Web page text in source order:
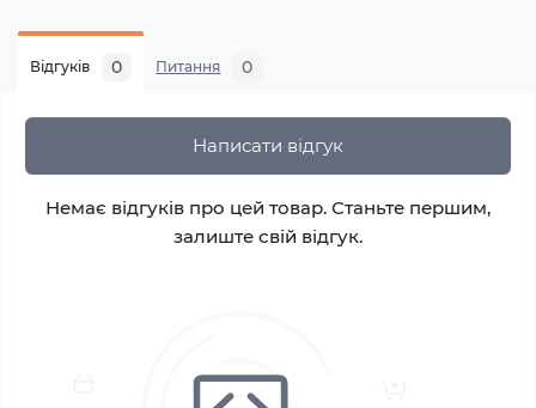
Відгуків 0 Питання 0
Написати відгук
Немає відгуків про цей товар. Станьте першим,
залиште свій відгук.